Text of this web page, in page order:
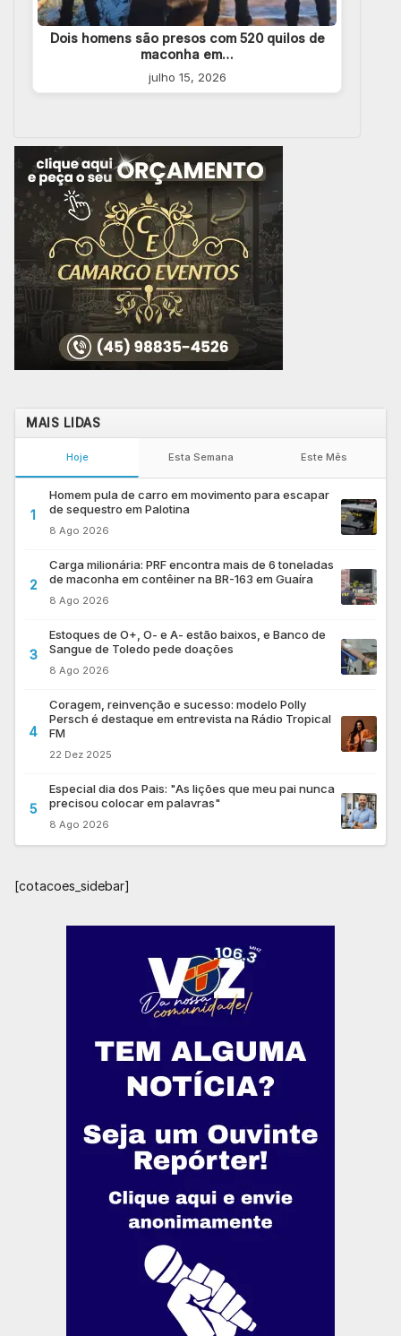
Dois homens são presos com 520 quilos de
maconha em…
julho 15, 2026
MAIS LIDAS
Hoje Esta Semana Este Mês
1
Homem pula de carro em movimento para escapar
de sequestro em Palotina
8 Ago 2026
2
Carga milionária: PRF encontra mais de 6 toneladas
de maconha em contêiner na BR-163 em Guaíra
8 Ago 2026
3
Estoques de O+, O- e A- estão baixos, e Banco de
Sangue de Toledo pede doações
8 Ago 2026
4
Coragem, reinvenção e sucesso: modelo Polly
Persch é destaque em entrevista na Rádio Tropical
FM
22 Dez 2025
5
Especial dia dos Pais: "As lições que meu pai nunca
precisou colocar em palavras"
8 Ago 2026
[cotacoes_sidebar]